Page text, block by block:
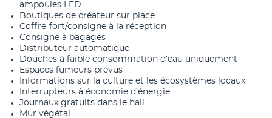
ampoules LED
Boutiques de créateur sur place
Coffre-fort/consigne à la réception
Consigne à bagages
Distributeur automatique
Douches à faible consommation d’eau uniquement
Espaces fumeurs prévus
Informations sur la culture et les écosystèmes locaux
Interrupteurs à économie d’énergie
Journaux gratuits dans le hall
Mur végétal